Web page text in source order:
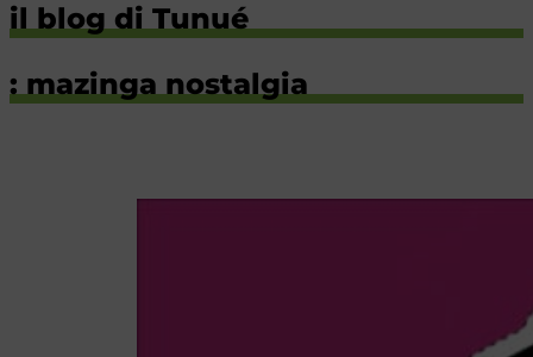
il blog di Tunué
: mazinga nostalgia